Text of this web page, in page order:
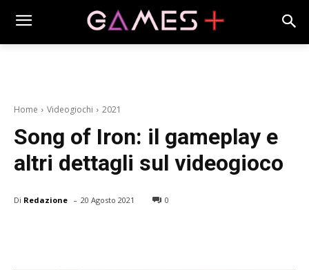
Home Videogiochi 2021
Song of Iron: il gameplay e
altri dettagli sul videogioco
Di Redazione - 20 Agosto 2021 0